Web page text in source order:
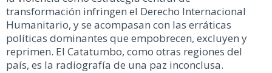
transformación infringen el Derecho Internacional
Humanitario, y se acompasan con las erráticas
políticas dominantes que empobrecen, excluyen y
reprimen. El Catatumbo, como otras regiones del
país, es la radiografía de una paz inconclusa.